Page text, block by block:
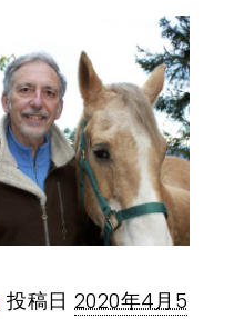
投稿日2020年4月5